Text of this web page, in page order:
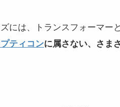
には、
トランスフォーマー
ティコンに属さない、さま